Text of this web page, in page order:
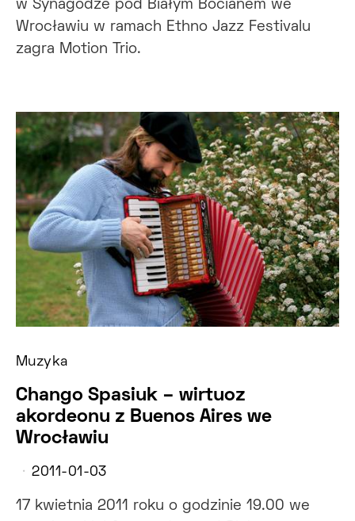
w Synagodze pod Białym Bocianem we
Wrocławiu w ramach Ethno Jazz Festivalu
zagra Motion Trio.
Muzyka
Chango Spasiuk – wirtuoz
akordeonu z Buenos Aires we
Wrocławiu
2011-01-03
17 kwietnia 2011 roku o godzinie 19.00 we